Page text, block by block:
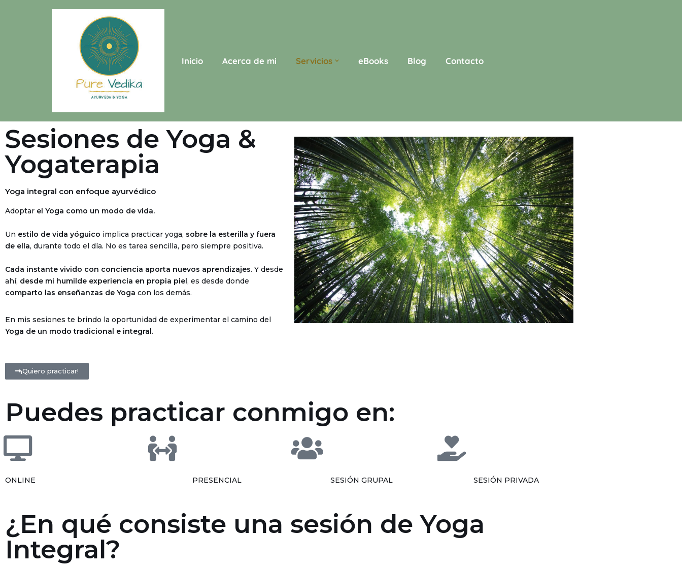
Inicio Acerca de mi Servicios eBooks Blog Contacto
Sesiones de Yoga &
Yogaterapia
Yoga integral con enfoque ayurvédico
Adoptar el Yoga como un modo de vida.
Un estilo de vida yóguico implica practicar yoga, sobre la esterilla y fuera
de ella, durante todo el día. No es tarea sencilla, pero siempre positiva.
Cada instante vivido con conciencia aporta nuevos aprendizajes. Y desde
ahí, desde mi humilde experiencia en propia piel , es desde donde
comparto las enseñanzas de Yoga con los demás.
En mis sesiones te brindo la oportunidad de experimentar el camino del
Yoga de un modo tradicional e integral.
¡Quiero practicar!
Puedes practicar conmigo en:
ONLINE PRESENCIAL SESIÓN GRUPAL SESIÓN PRIVADA
¿En qué consiste una sesión de Yoga
Integral?